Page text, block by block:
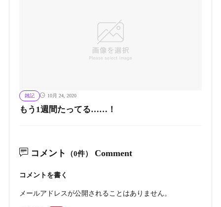
雑記 10月 24, 2020
もう1週間たってる……！
コメント （0件） Comment
コメントを書く
メールアドレスが公開されることはありません。